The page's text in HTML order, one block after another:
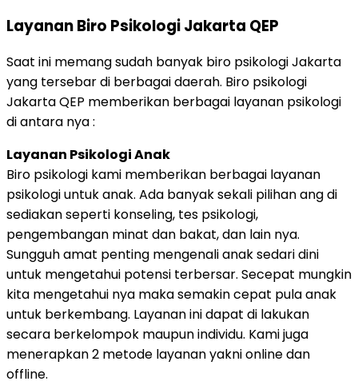
Layanan Biro Psikologi Jakarta QEP
Saat ini memang sudah banyak biro psikologi Jakarta
yang tersebar di berbagai daerah. Biro psikologi
Jakarta QEP memberikan berbagai layanan psikologi
di antara nya :
Layanan Psikologi Anak
Biro psikologi kami memberikan berbagai layanan
psikologi untuk anak. Ada banyak sekali pilihan ang di
sediakan seperti konseling, tes psikologi,
pengembangan minat dan bakat, dan lain nya.
Sungguh amat penting mengenali anak sedari dini
untuk mengetahui potensi terbersar. Secepat mungkin
kita mengetahui nya maka semakin cepat pula anak
untuk berkembang. Layanan ini dapat di lakukan
secara berkelompok maupun individu. Kami juga
menerapkan 2 metode layanan yakni online dan
offline.